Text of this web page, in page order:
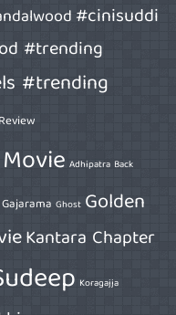
#cinisuddi
#trending
#trending
Adhipatra Back
Gajarama Ghost Golden
Kantara Chapter
Koragajja